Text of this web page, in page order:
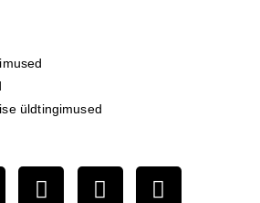
üldtingimused